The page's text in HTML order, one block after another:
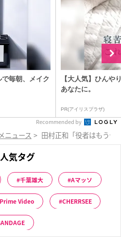
毎朝、メイク
【大人気】ひんや
あなたに。
PR(アイリスプラザ)
Recommended by
ニュース > 田村正和「役者はもう十
人気タグ
千葉雄大 Aマッソ
Video CHERRSEE